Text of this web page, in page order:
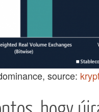
source: